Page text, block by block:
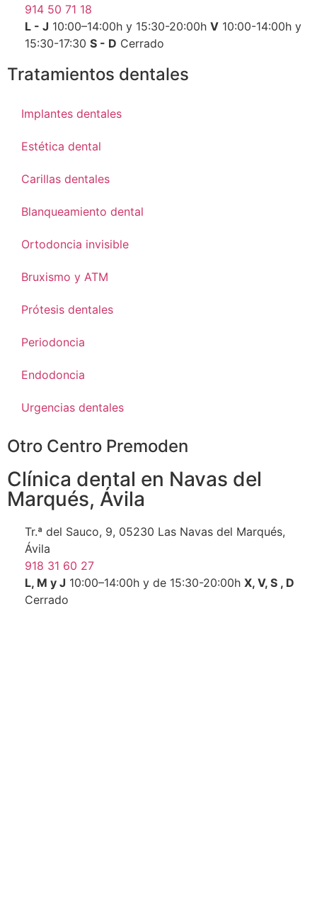
914 50 71 18
L - J 10:00–14:00h y 15:30-20:00h V 10:00-14:00h y
15:30-17:30 S - D Cerrado
Tratamientos dentales
Implantes dentales
Estética dental
Carillas dentales
Blanqueamiento dental
Ortodoncia invisible
Bruxismo y ATM
Prótesis dentales
Periodoncia
Endodoncia
Urgencias dentales
Otro Centro Premoden
Clínica dental en Navas del
Marqués, Ávila
Tr.ª del Sauco, 9, 05230 Las Navas del Marqués,
Ávila
918 31 60 27
L, M y J 10:00–14:00h y de 15:30-20:00h X, V, S , D
Cerrado